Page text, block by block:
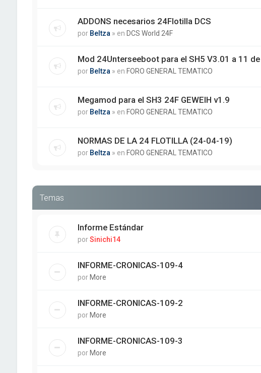
ADDONS necesarios 24Flotilla DCS
por Beltza » en DCS World 24F
Mod 24Unterseeboot para el SH5 V3.01 a 11
por Beltza » en FORO GENERAL TEMATICO
Megamod para el SH3 24F GEWEIH v1.9
por Beltza » en FORO GENERAL TEMATICO
NORMAS DE LA 24 FLOTILLA (24-04-19)
por Beltza » en FORO GENERAL TEMATICO
Temas
Informe Estándar
porSinichi14
INFORME-CRONICAS-109-4
por More
INFORME-CRONICAS-109-2
por More
INFORME-CRONICAS-109-3
por More